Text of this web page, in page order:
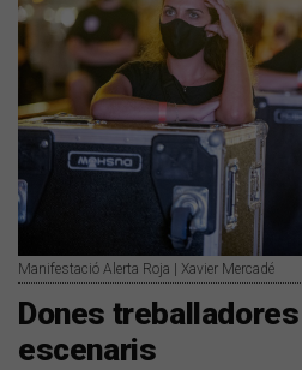
Manifestació Alerta Roja | Xavier Mercadé
Dones
escenaris